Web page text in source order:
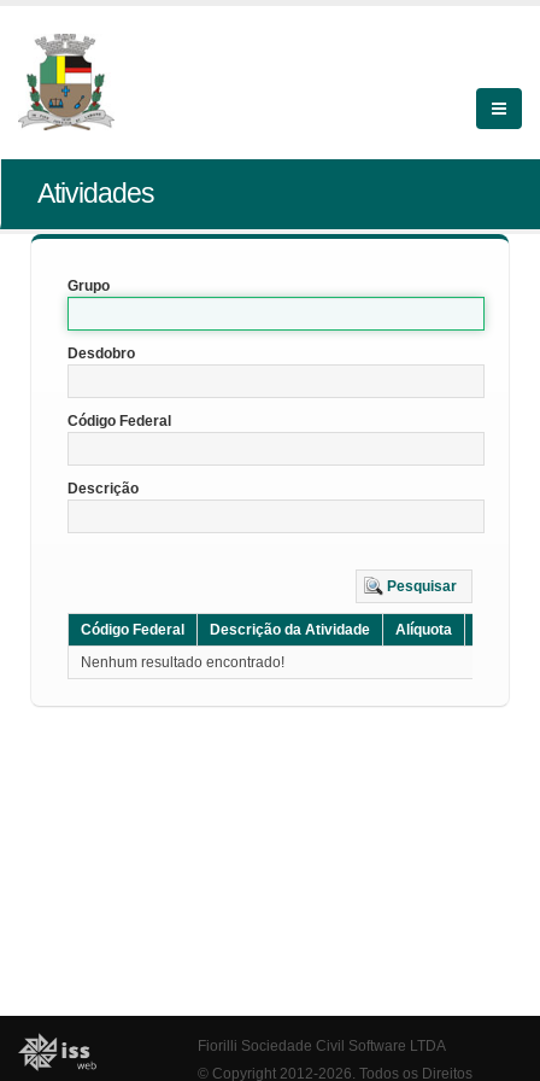
Atividades
Grupo
Desdobro
Código Federal
Descrição
Pesquisar
Código Federal Descrição da Atividade Alíquota
Nenhum resultado encontrado!
Fiorilli Sociedade Civil Software LTDA
© Copyright 2012-2026. Todos os Direitos